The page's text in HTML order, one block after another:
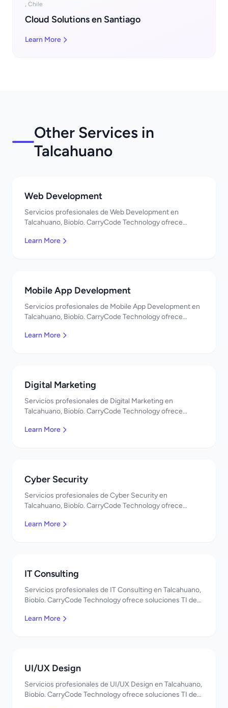
, Chile
Cloud Solutions en Santiago
Learn More
Other Services in
Talcahuano
Web Development
Servicios profesionales de Web Development en
Talcahuano, Biobío. CarryCode Technology ofrece
Learn More
Mobile App Development
Servicios profesionales de Mobile App Development en
Talcahuano, Biobío. CarryCode Technology ofrece
Learn More
Digital Marketing
Servicios profesionales de Digital Marketing en
Talcahuano, Biobío. CarryCode Technology ofrece
Learn More
Cyber Security
Servicios profesionales de Cyber Security en
Talcahuano, Biobío. CarryCode Technology ofrece
Learn More
IT Consulting
Servicios profesionales de IT Consulting en Talcahuano,
Biobío. CarryCode Technology ofrece soluciones TI de
Learn More
UI/UX Design
Servicios profesionales de UI/UX Design en Talcahuano,
Biobío. CarryCode Technology ofrece soluciones TI de